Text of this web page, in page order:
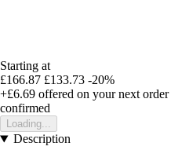
Starting at
£166.87 £133.73 -20%
+£6.69 offered on your next order
confirmed
Loading...
Description